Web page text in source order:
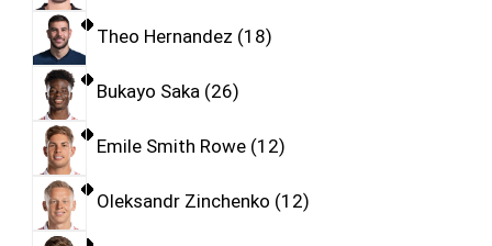
Theo Hernandez 18
Bukayo Saka 26
Emile Smith Rowe 12
Oleksandr Zinchenko 12